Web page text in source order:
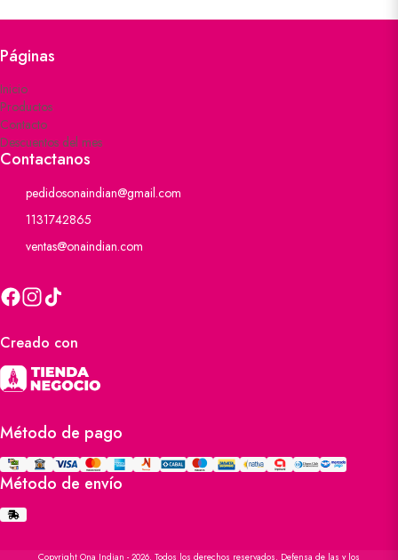
Páginas
Inicio
Productos
Contacto
Descuentos del mes
Contactanos
pedidosonaindian@gmail.com
1131742865
ventas@onaindian.com
Creado con
Método de pago
Método de envío
Copyright Ona Indian - 2026. Todos los derechos reservados. Defensa de las y los